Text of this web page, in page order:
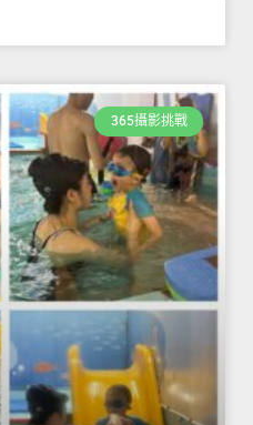
365攝影挑戰